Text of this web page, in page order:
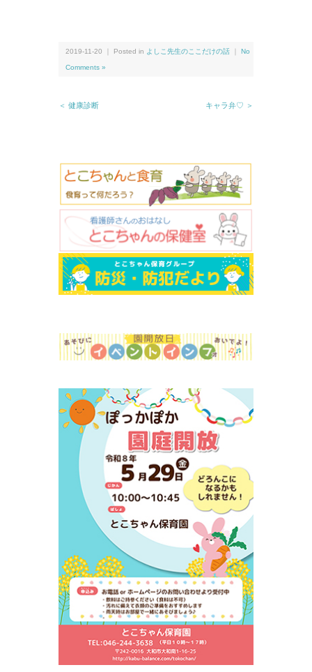
2019-11-20 ｜ Posted in よしこ先生のここだけの話 No
Comments »
＜ 健康診断 キャラ弁♡ ＞